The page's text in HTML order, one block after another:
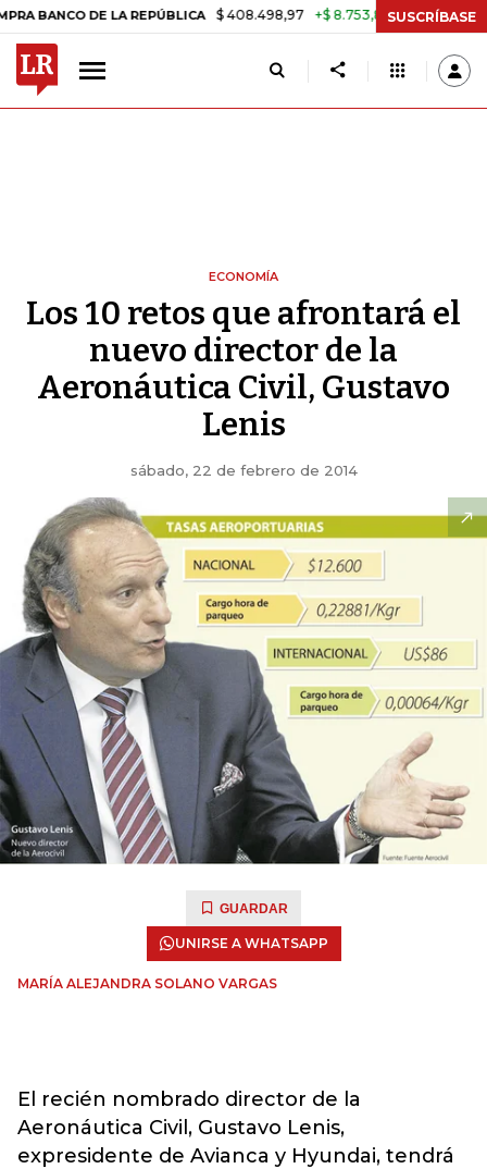
DE LA REPÚBLICA $ 408.498,97 +$ 8.753,81 +2,19% TASA DE
SUSCRÍBASE
ECONOMÍA
Los 10 retos que afrontará el
nuevo director de la
Aeronáutica Civil, Gustavo
Lenis
sábado, 22 de febrero de 2014
GUARDAR
UNIRSE A WHATSAPP
MARÍA ALEJANDRA SOLANO VARGAS
El recién nombrado director de la
Aeronáutica Civil, Gustavo Lenis,
expresidente de Avianca y Hyundai, tendrá